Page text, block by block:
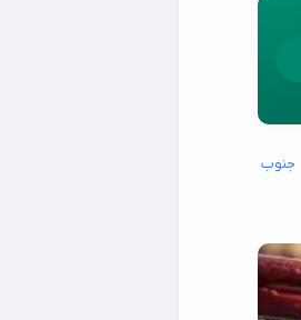
جنوب شرق تهران